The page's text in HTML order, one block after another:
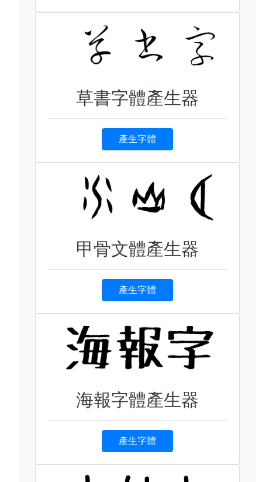
草書字體產生器
產生字體
甲骨文體產生器
產生字體
海報字體產生器
產生字體